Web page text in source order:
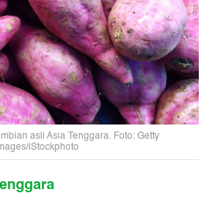
asli Asia Tenggara. Foto: Getty
iStockphoto